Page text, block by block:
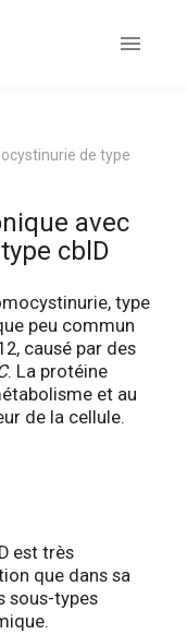
de type
avec
cblD
type
peu commun
causé par des
. La protéine
et au
de la cellule.
est très
que dans sa
sous-types